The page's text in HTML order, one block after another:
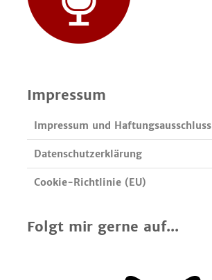
Impressum
Impressum und Haftungsausschluss
Datenschutzerklärung
Cookie-Richtlinie (EU)
Folgt mir gerne auf...